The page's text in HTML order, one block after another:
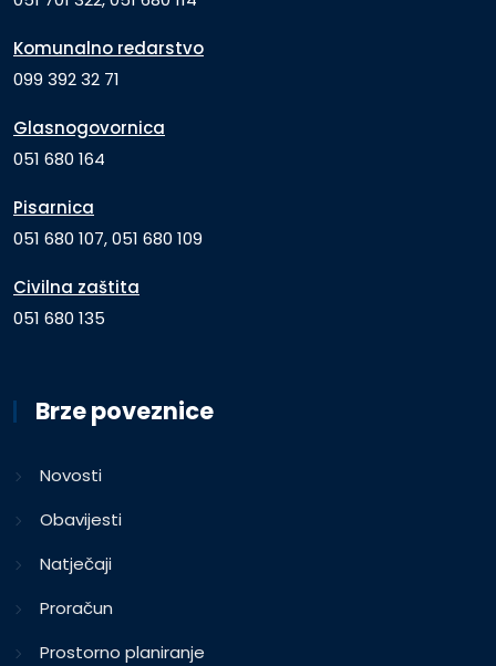
Komunalno redarstvo
099 392 32 71
Glasnogovornica
051 680 164
Pisarnica
051 680 107, 051 680 109
Civilna zaštita
051 680 135
Brze poveznice
Novosti
Obavijesti
Natječaji
Proračun
Prostorno planiranje